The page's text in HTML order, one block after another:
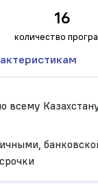
16
количество
всему